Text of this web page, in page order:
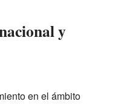
y
en el ámbito